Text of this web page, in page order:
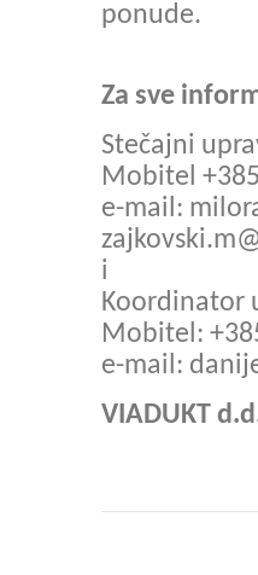
ponude.
Za sve
Stečajni
Mobitel
e-mail:
i
Koordinator
Mobitel:
e-mail:
VIADUKT